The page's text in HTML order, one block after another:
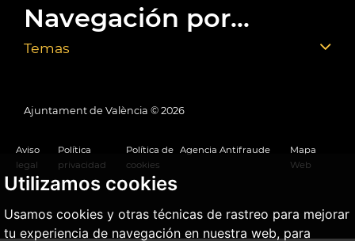
Utilizamos cookies
Usamos cookies y otras técnicas de rastreo para mejorar
tu experiencia de navegación en nuestra web, para
Navegación por...
Temas
Ajuntament de València © 2026
Aviso
legal
Política
privacidad
Política de
cookies
Agencia Antifraude
Mapa
Web